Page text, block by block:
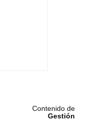
Contenido de
Gestión